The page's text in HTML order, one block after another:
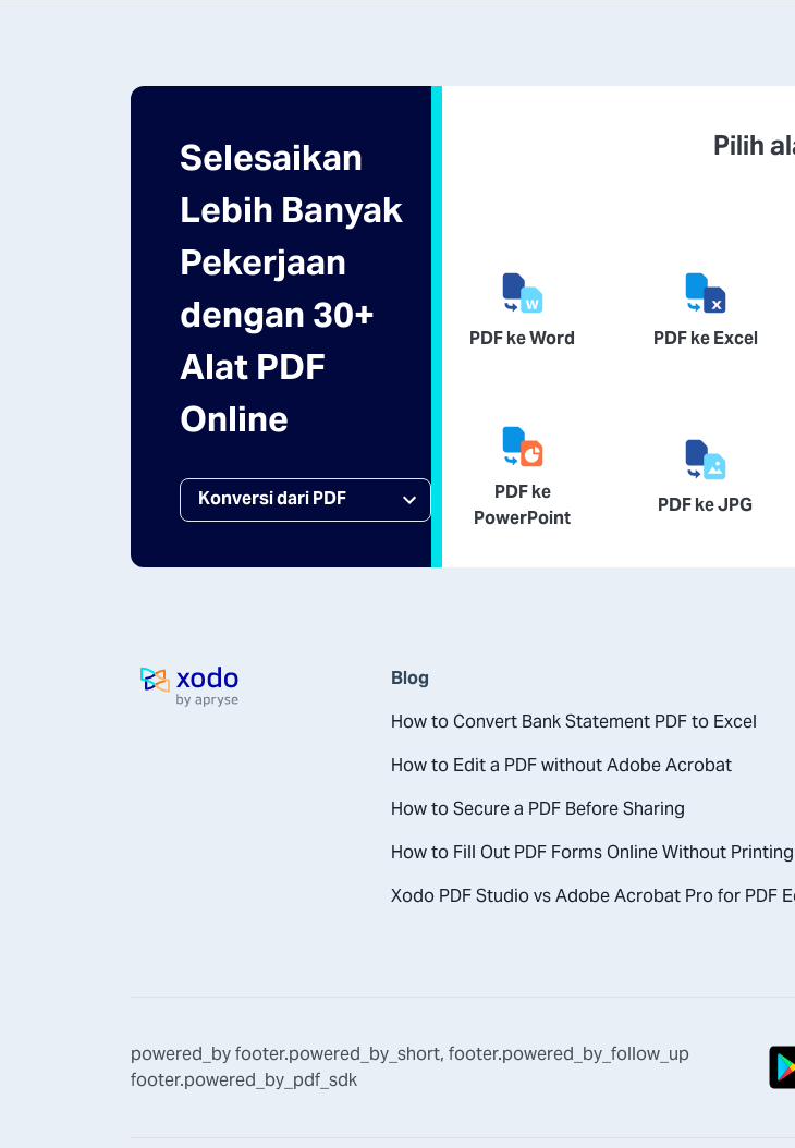
Selesaikan
Lebih Banyak
Pekerjaan
dengan 30+
Alat PDF
Online
Pilih
PDF ke Word PDF ke Excel
PDF ke
PowerPoint
PDF ke JPG
Halaman utama
Blog
How to Convert Bank Statement PDF to Excel
How to Edit a PDF without Adobe Acrobat
How to Secure a PDF Before Sharing
How to Fill Out PDF Forms Online Without
Xodo PDF Studio vs Adobe Acrobat Pro for PDF
powered_byfooter.powered_by_short, footer.powered_by_follow_up
footer.powered_by_pdf_sdk